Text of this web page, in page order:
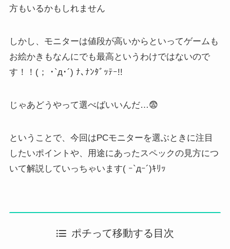
方もいるかもしれません
しかし、 モニターは値段が高いからといってゲームも
お絵かきもなんにでも最高というわけではないので
す！！ (； ･`д･´) ﾅ､ﾅﾝﾀﾞｯﾃｰ!!
じゃあどうやって選べばいいんだ…😨
ということで、今回は PCモニターを選ぶときに注目
したいポイント や、 用途にあったスペックの見方につ
いて解説していっちゃいます( ｰ`дｰ´)ｷﾘｯ
ポチって移動する目次